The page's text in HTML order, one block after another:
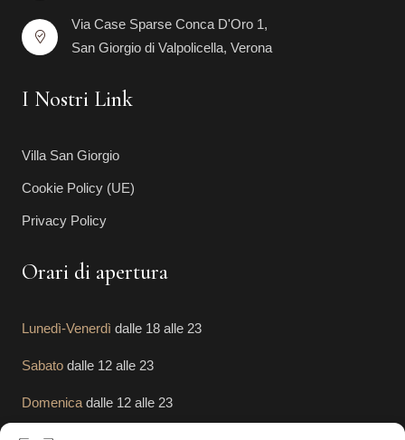
Via Case Sparse Conca D'Oro 1,
San Giorgio di Valpolicella, Verona
I Nostri Link
Villa San Giorgio
Cookie Policy (UE)
Privacy Policy
Orari di apertura
Lunedì-Venerdì dalle 18 alle 23
Sabato dalle 12 alle 23
Domenica dalle 12 alle 23